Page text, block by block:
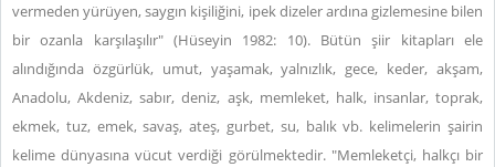
vermeden yürüyen, saygın kişiliğini, ipek dizeler ardına gizlemesine bilen
bir ozanla karşılaşılır" (Hüseyin 1982: 10). Bütün şiir kitapları ele
alındığında özgürlük, umut, yaşamak, yalnızlık, gece, keder, akşam,
Anadolu, Akdeniz, sabır, deniz, aşk, memleket, halk, insanlar, toprak,
ekmek, tuz, emek, savaş, ateş, gurbet, su, balık vb. kelimelerin şairin
kelime dünyasına vücut verdiği görülmektedir. "Memleketçi, halkçı bir